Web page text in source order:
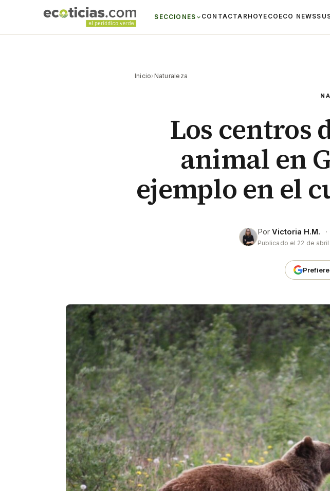
SECCIONES CONTACTAR HOYECO ECO NEWS
Inicio› Naturaleza
Los centros
animal en
ejemplo en el
Por Victoria H.M. ·
Publicado el 22 de